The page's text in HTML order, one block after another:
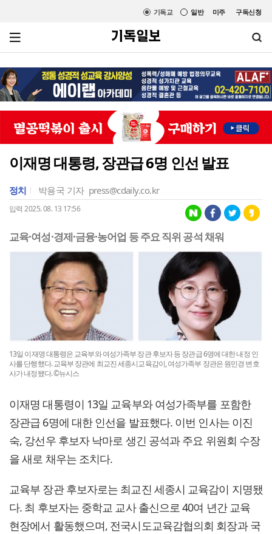
미주 구독신청
일반
기독교
이재명 대통령, 장관급 6명 인선 발표
정치 박용국 기자 press@cdaily.co.kr
입력 2025. 08. 13 17:56
교육·여성·경제·금융·농어업 등 주요 직위 공석 채워
13일 이재명 대통령은 교육부와 여성가족부 장관 후보자 등 장관급 6명에 대한 내정 인
사를 단행했다. 교육부 장관에 최교진 세종시교육감이, 여성가족부 장관은 원민경 변호
사가 내정됐다. ©뉴시스
이재명 대통령이 13일 교육부와 여성가족부를 포함한
장관급 6명에 대한 인선을 발표했다. 이번 인사는 이진
숙, 강선우 후보자 낙마로 생긴 공석과 주요 위원회 수장
을 새로 채우는 조치다.
교육부 장관 후보자로는 최교진 세종시 교육감이 지명됐
다. 최 후보자는 중학교 교사 출신으로 40여 년간 교육
현장에서 활동했으며, 전국시도교육감협의회 회장과 국